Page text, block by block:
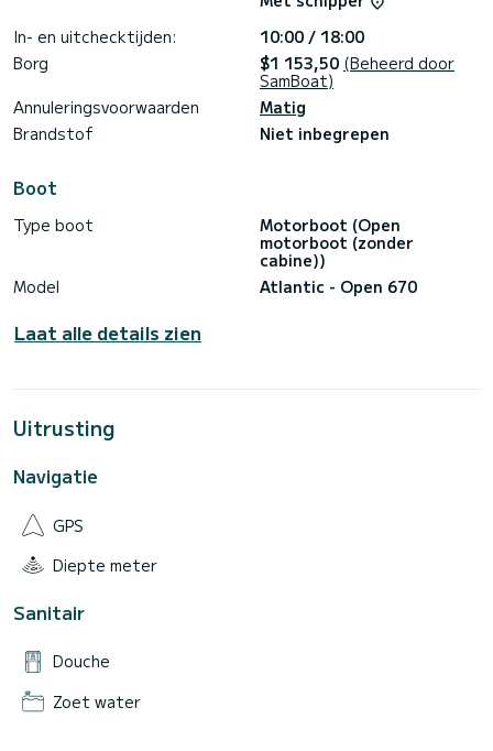
Stara Baška - Krk's meest beroemde stranden|• Cres -
en unieke plek|Voorwaarden|• Brandstof: niet inbegrepen
(boot wordt geleverd en teruggebracht met volle tank)|•
Licentie vereist of optie voor schipper beschikbaar|Waarom
kiezen voor Phoenix Krk?|• 40 moderne en volledig
uitgeruste boten|• Professioneel team en on-site
ondersteuning|• Gedetailleerde briefing voor vertrek|•
Advies over routes, weer en veiligheid|• Jarenlange ervaring
In- en uitchecktijden:
10:00 / 18:00
Borg
$1 153,50 (Beheerd door
SamBoat)
Annuleringsvoorwaarden
Matig
Brandstof
Niet inbegrepen
Boot
Type boot
Motorboot (Open
motorboot (zonder
cabine))
Model
Atlantic - Open 670
Laat alle details zien
Uitrusting
Navigatie
GPS
Diepte meter
Sanitair
Douche
Zoet water